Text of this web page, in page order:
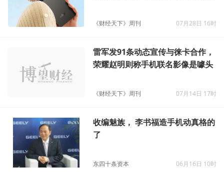
《财经天下》周刊 07月28日 16时
雷军发91条动态宣传与徕卡合作，
荣耀赵明则称手机联名影像是噱头
《财经天下》周刊 07月14日 17时
收编魅族， 李书福造手机动真格的
了
东四十条资本 06月16日 10时